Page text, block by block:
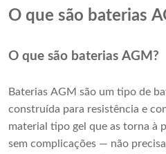
O que são baterias
O que são baterias AGM?
Baterias AGM são um tipo de
construída para resistência e
material tipo gel que as torna à
sem complicações — não